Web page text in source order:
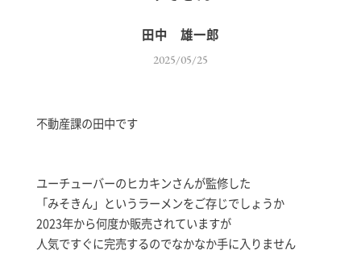
田中 雄一郎
2025/05/25
不動産課の田中です
ユーチューバーのヒカキンさんが監修した
「みそきん」というラーメンをご存じでしょうか
2023年から何度か販売されていますが
人気ですぐに完売するのでなかなか手に入りません